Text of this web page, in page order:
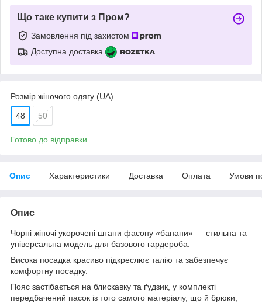
Що таке купити з Пром?
Замовлення під захистом
Доступна доставка
Розмір жіночого одягу (UA)
48 50
Готово до відправки
Опис Характеристики Доставка Оплата Умови
Опис
Чорні жіночі укорочені штани фасону «банани» — стильна та
універсальна модель для базового гардероба.
Висока посадка красиво підкреслює талію та забезпечує
комфортну посадку.
Пояс застібається на блискавку та ґудзик, у комплекті
передбачений пасок із того самого матеріалу, що й брюки,